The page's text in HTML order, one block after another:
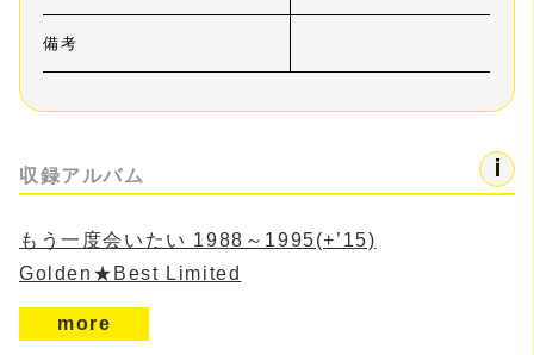
備考
収録アルバム
もう一度会いたい 1988～1995(+’15)
Golden★Best Limited
more